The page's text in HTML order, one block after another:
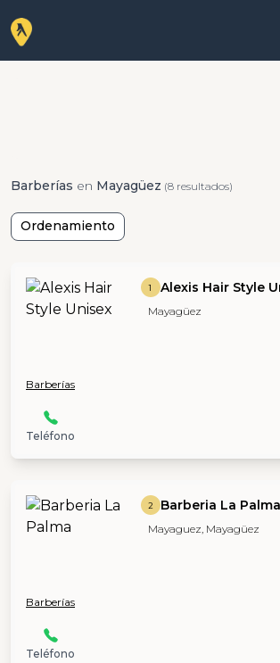
Barberías en Mayagüez (8 resultados)
Ordenamiento
1 Alexis Hair Style
Mayagüez
Barberías
Teléfono
2 Barberia La Palma
Mayaguez, Mayagüez
Barberías
Teléfono